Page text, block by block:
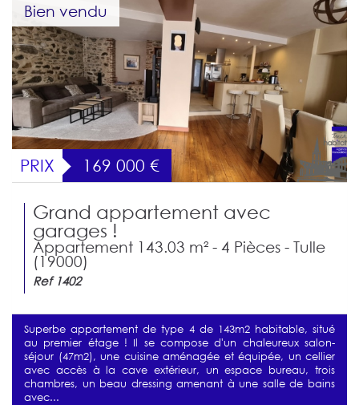
Bien vendu
PRIX 169 000 €
Grand appartement avec
garages !
Appartement 143.03 m² - 4 Pièces - Tulle
(19000)
Ref 1402
Superbe appartement de type 4 de 143m2 habitable, situé
au premier étage ! Il se compose d'un chaleureux salon-
séjour (47m2), une cuisine aménagée et équipée, un cellier
avec accès à la cave extérieur, un espace bureau, trois
chambres, un beau dressing amenant à une salle de bains
avec...